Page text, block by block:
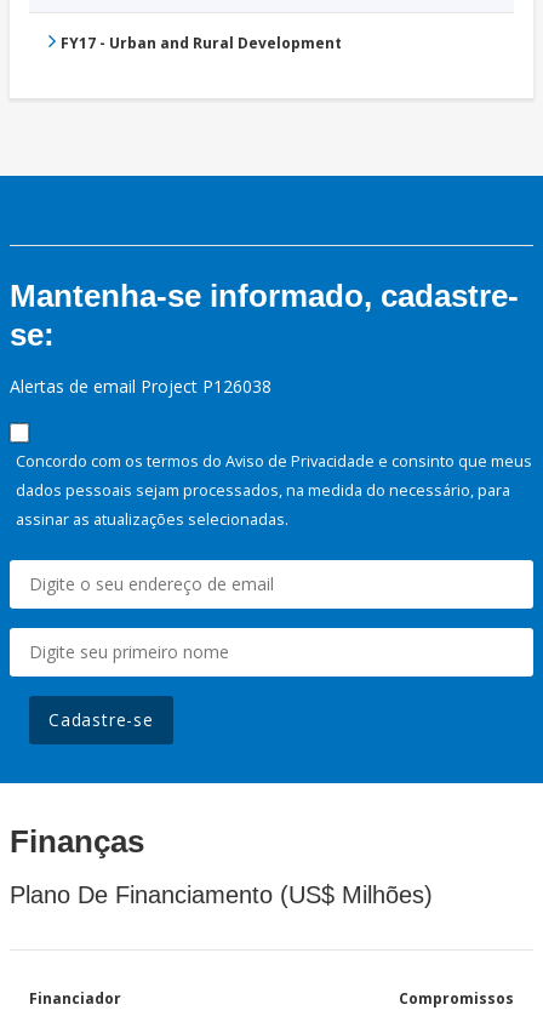
FY17 - Urban and Rural Development
Mantenha-se informado, cadastre-
se:
Alertas de email Project P126038
Concordo com os termos do Aviso de Privacidade e consinto que meus
dados pessoais sejam processados, na medida do necessário, para
assinar as atualizações selecionadas.
Cadastre-se
Finanças
Plano De Financiamento (US$ Milhões)
Financiador Compromissos